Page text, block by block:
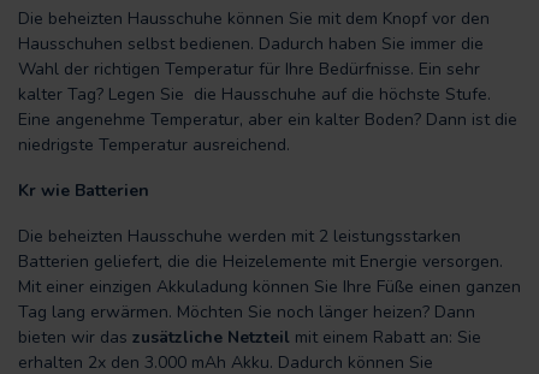
Die beheizten Hausschuhe können Sie mit dem Knopf vor den
Hausschuhen selbst bedienen. Dadurch haben Sie immer die
Wahl der richtigen Temperatur für Ihre Bedürfnisse. Ein sehr
kalter Tag? Legen Sie die Hausschuhe auf die höchste Stufe.
Eine angenehme Temperatur, aber ein kalter Boden? Dann ist die
niedrigste Temperatur ausreichend.
Kr wie Batterien
Die beheizten Hausschuhe werden mit 2 leistungsstarken
Batterien geliefert, die die Heizelemente mit Energie versorgen.
Mit einer einzigen Akkuladung können Sie Ihre Füße einen ganzen
Tag lang erwärmen. Möchten Sie noch länger heizen? Dann
bieten wir das zusätzliche Netzteil mit einem Rabatt an: Sie
erhalten 2x den 3.000 mAh Akku. Dadurch können Sie